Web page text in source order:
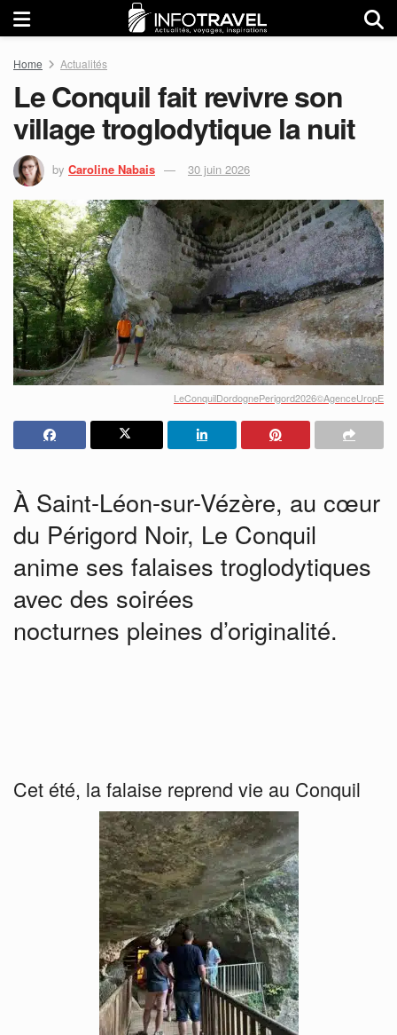
Home Actualités
Le Conquil fait revivre son
village troglodytique la nuit
by Caroline Nabais 30 juin 2026
LeConquilDordognePerigord2026©AgenceUropE
À Saint-Léon-sur-Vézère, au cœur
du Périgord Noir, Le Conquil
anime ses falaises troglodytiques
avec des soirées
nocturnes pleines d’originalité.
Cet été, la falaise reprend vie au Conquil